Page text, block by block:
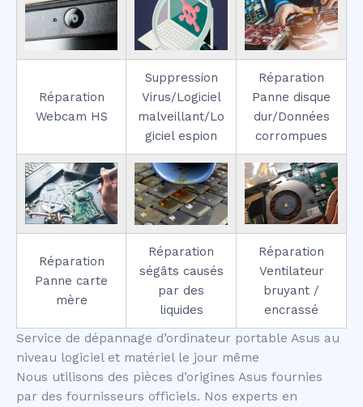
Réparation
Webcam HS
Suppression
Virus/Logiciel
malveillant/Lo
giciel espion
Réparation
Panne disque
dur/Données
corrompues
Réparation
Panne carte
mère
Réparation
ségâts causés
par des
liquides
Réparation
Ventilateur
bruyant /
encrassé
Service de dépannage d’ordinateur portable Asus au
niveau logiciel et matériel le jour même
Nous utilisons des pièces d’origines Asus fournies
par des fournisseurs officiels. Nos experts en